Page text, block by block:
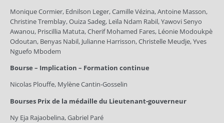
Monique Cormier, Ednilson Leger, Camille Vézina, Antoine Masson,
Christine Tremblay, Ouiza Sadeg, Leïla Ndam Rabil, Yawovi Senyo
Awanou, Priscillia Matuta, Cherif Mohamed Fares, Léonie Modoukpè
Odoutan, Benyas Nabil, Julianne Harrisson, Christelle Meudje, Yves
Nguefo Mbodem
Bourse – Implication – Formation continue
Nicolas Plouffe, Mylène Cantin‑Gosselin
Bourses Prix de la médaille du Lieutenant‑gouverneur
Ny Eja Rajaobelina, Gabriel Paré